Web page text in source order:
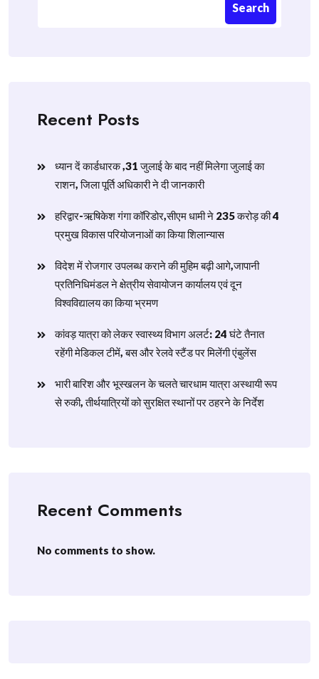
Search
Recent Posts
ध्यान दें कार्डधारक ,31 जुलाई के बाद नहीं मिलेगा जुलाई का
राशन, जिला पूर्ति अधिकारी ने दी जानकारी
हरिद्वार-ऋषिकेश गंगा कॉरिडोर,सीएम धामी ने 235 करोड़ की 4
प्रमुख विकास परियोजनाओं का किया शिलान्यास
विदेश में रोजगार उपलब्ध कराने की मुहिम बढ़ी आगे,जापानी
प्रतिनिधिमंडल ने क्षेत्रीय सेवायोजन कार्यालय एवं दून
विश्वविद्यालय का किया भ्रमण
​कांवड़ यात्रा को लेकर स्वास्थ्य विभाग अलर्ट: 24 घंटे तैनात
रहेंगी मेडिकल टीमें, बस और रेलवे स्टैंड पर मिलेंगी एंबुलेंस
​भारी बारिश और भूस्खलन के चलते चारधाम यात्रा अस्थायी रूप
से रुकी, तीर्थयात्रियों को सुरक्षित स्थानों पर ठहरने के निर्देश
Recent Comments
No comments to show.